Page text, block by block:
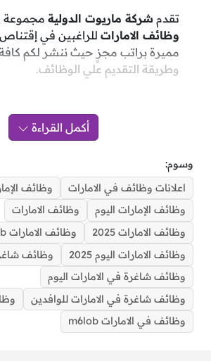
تقدم شركة ماريوت الدوليةمجموعة
وظائف الاماراتللراغبين في
مميرة براتب مجزٍ حيث ننشر لكم
وطريقة التقديم علي الوظائف.
وظائف شاغرة في الامارات للوافدين
في مختلف التخصصات
أكمل القراءة
وسوم:
اعلانات وظائف في الامارات
وظائف
وظائف الإمارات اليوم
وظائف الامارات
وظائف الامارات 2025
وظائف الامارات m6lob
وظائف الامارات اليوم 2025
وظائف
وظائف شاغرة في الامارات اليوم
وظائف شاغرة في الامارات للوافدين
وظائف في الامارات m6lob